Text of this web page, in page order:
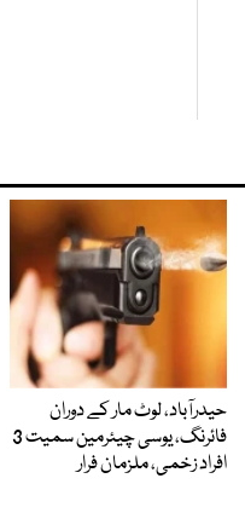
حیدرآباد، لوٹ مار کے دوران
فائرنگ، یوسی چیئرمین سمیت 3
افراد زخمی، ملزمان فرار